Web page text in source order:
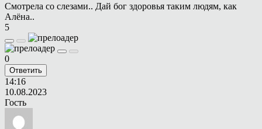
Смотрела со слезами.. Дай бог здоровья таким людям, как
Алёна..
5
0
Ответить
14:16
10.08.2023
Гость